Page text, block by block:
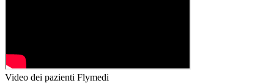
Video dei pazienti Flymedi